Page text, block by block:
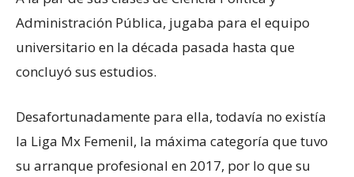
Administración Pública, jugaba para el equipo
universitario en la década pasada hasta que
concluyó sus estudios.
Desafortunadamente para ella, todavía no existía
la Liga Mx Femenil, la máxima categoría que tuvo
su arranque profesional en 2017, por lo que su